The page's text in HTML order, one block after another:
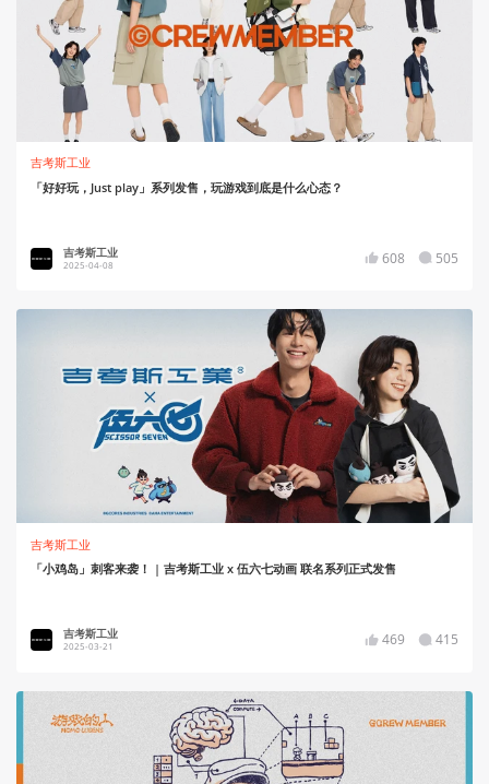
吉考斯工业
「好好玩，Just play」系列发售，玩游戏到底是什么心态？
吉考斯工业
2025-04-08 608 505
吉考斯工业
「小鸡岛」刺客来袭！ | 吉考斯工业 x 伍六七动画 联名系列正式发售
吉考斯工业
2025-03-21 469 415